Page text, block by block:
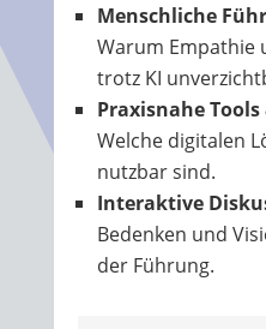
Menschliche
Warum Empathie
trotz KI
Praxisnahe
Welche digitalen
nutzbar sind.
Interaktive
Bedenken und
der Führung.